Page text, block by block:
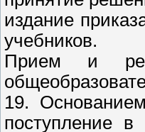
издание
учебников.
Прием и
19.
поступление в